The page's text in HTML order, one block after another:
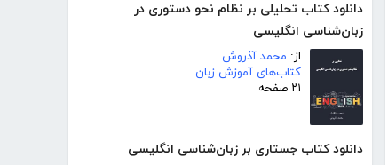
دانلود کتاب تحلیلی بر نظام نحو دستوری در
زبان‌شناسی انگلیسی
از: محمد آذروش
کتاب‌های آموزش زبان
۲۱ صفحه
دانلود کتاب جستاری بر زبان‌شناسی انگلیسی